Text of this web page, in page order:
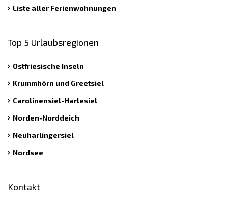
Liste aller Ferienwohnungen
Top 5 Urlaubsregionen
Ostfriesische Inseln
Krummhörn und Greetsiel
Carolinensiel-Harlesiel
Norden-Norddeich
Neuharlingersiel
Nordsee
Kontakt